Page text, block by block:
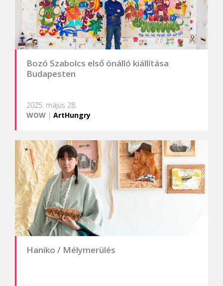
Bozó Szabolcs első önálló kiállítása
Budapesten
2025. május 28.
WOW | ArtHungry
Haniko / Mélymerülés